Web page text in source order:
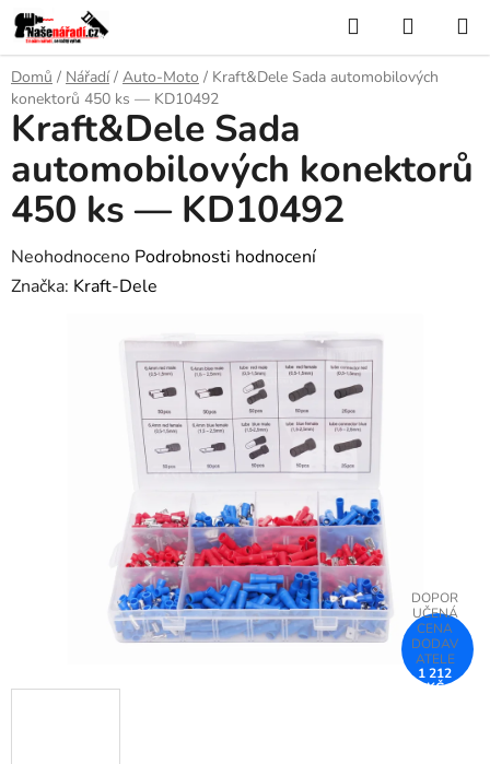
Přejít
na
obsah
Hledat
KOŠÍK
Domů / Nářadí / Auto-Moto / Kraft&Dele Sada automobilových
konektorů 450 ks — KD10492
Kraft&Dele Sada
automobilových konektorů
450 ks — KD10492
Průměrné
hodnocení
Neohodnoceno Podrobnosti hodnocení
Značka: Kraft-Dele
1 212
KČ